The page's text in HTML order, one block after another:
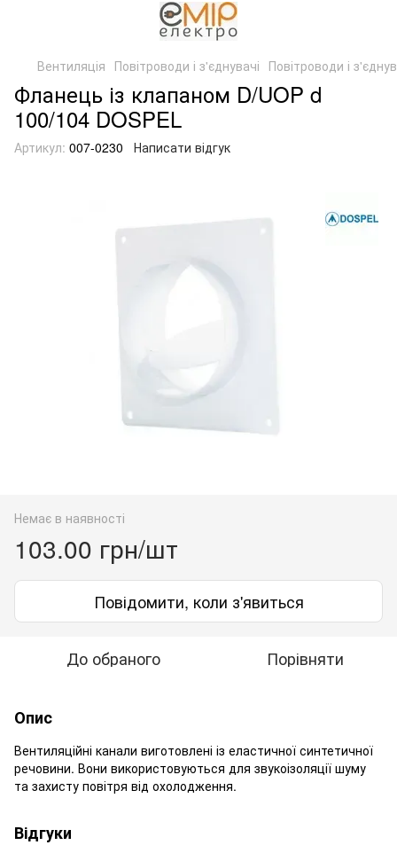
Вентиляція Повітроводи і з'єднувачі Повітроводи і
Фланець із клапаном D/UOP d
100/104 DOSPEL
Артикул: 007-0230 Написати відгук
Немає в наявності
103.00 грн/шт
Повідомити, коли з'явиться
До обраного Порівняти
Опис
Вентиляційні канали виготовлені із еластичної синтетичної
речовини. Вони використовуються для звукоізоляції шуму
та захисту повітря від охолодження.
Відгуки